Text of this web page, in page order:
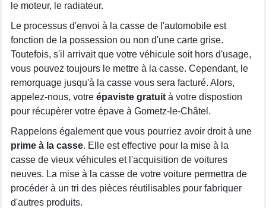
le moteur, le radiateur.
Le processus d'envoi à la casse de l'automobile est
fonction de la possession ou non d'une carte grise.
Toutefois, s'il arrivait que votre véhicule soit hors d'usage,
vous pouvez toujours le mettre à la casse. Cependant, le
remorquage jusqu'à la casse vous sera facturé. Alors,
appelez-nous, votre épaviste gratuit à votre dispostion
pour récupèrer votre épave à Gometz-le-Châtel.
Rappelons également que vous pourriez avoir droit à une
prime à la casse. Elle est effective pour la mise à la
casse de vieux véhicules et l'acquisition de voitures
neuves. La mise à la casse de votre voiture permettra de
procéder à un tri des pièces réutilisables pour fabriquer
d'autres produits.